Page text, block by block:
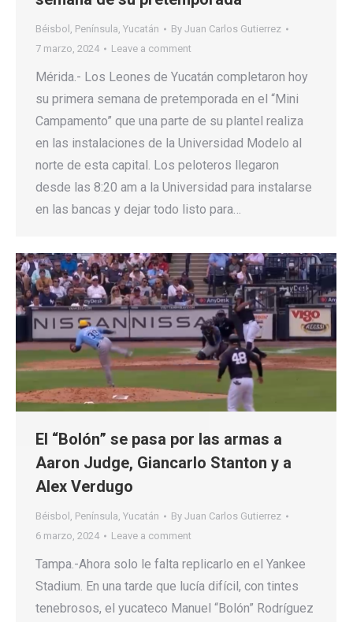
Béisbol , Península, Yucatán By Juan Carlos Gutierrez
7 marzo, 2024
Leave a comment
Mérida.- Los Leones de Yucatán completaron hoy
su primera semana de pretemporada en el “Mini
Campamento” que una parte de su plantel realiza
en las instalaciones de la Universidad Modelo al
norte de esta capital. Los peloteros llegaron
desde las 8:20 am a la Universidad para instalarse
en las bancas y dejar todo listo para…
El “Bolón” se pasa por las armas a
Aaron Judge, Giancarlo Stanton y a
Alex Verdugo
Béisbol , Península, Yucatán By Juan Carlos Gutierrez
6 marzo, 2024
Leave a comment
Tampa.-Ahora solo le falta replicarlo en el Yankee
Stadium. En una tarde que lucía difícil, con tintes
tenebrosos, el yucateco Manuel “Bolón” Rodríguez